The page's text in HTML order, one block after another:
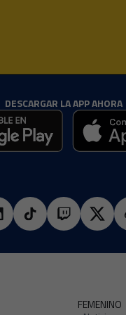
DESCARGAR LA APP AHORA
FEMENINO